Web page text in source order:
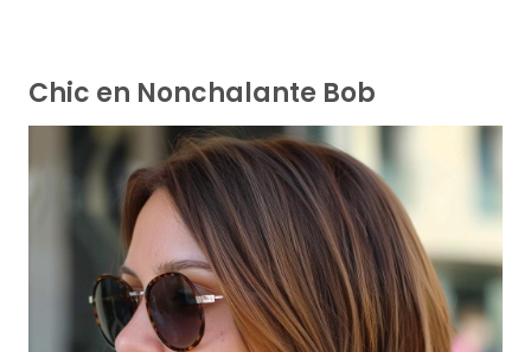
Chic en Nonchalante Bob